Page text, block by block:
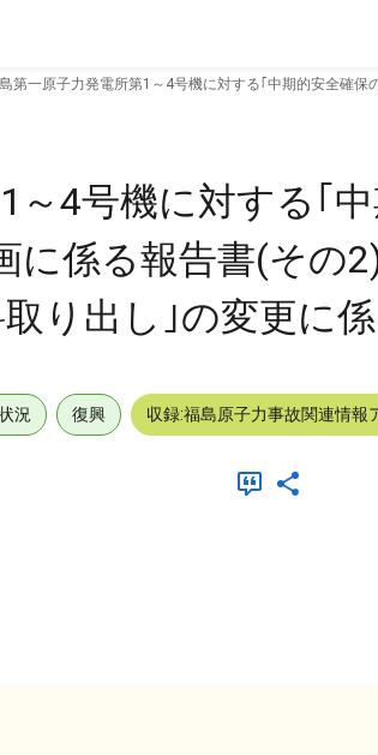
第一原子力発電所第1～4号機に対する｢中期的安全確保
4号機に対する｢
に係る報告書(その
り出し｣の変更に
況 復興 収録:福島原子力事故関連情報